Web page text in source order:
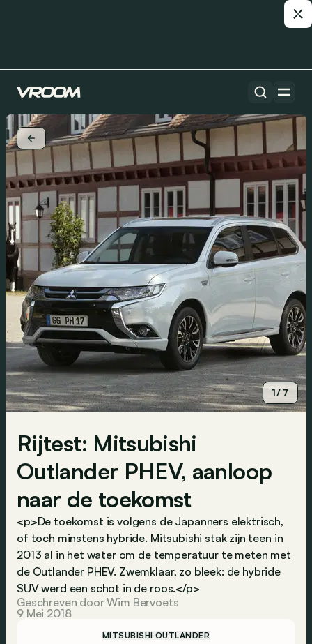
1/7
Rijtest: Mitsubishi
Outlander PHEV, aanloop
naar de toekomst
<p>De toekomst is volgens de Japanners elektrisch,
of toch minstens hybride. Mitsubishi stak zijn teen in
2013 al in het water om de temperatuur te meten met
de Outlander PHEV. Zwemklaar, zo bleek: de hybride
SUV werd een schot in de roos.</p>
Geschreven door Wim Bervoets
9 Mei 2018
MITSUBISHI OUTLANDER